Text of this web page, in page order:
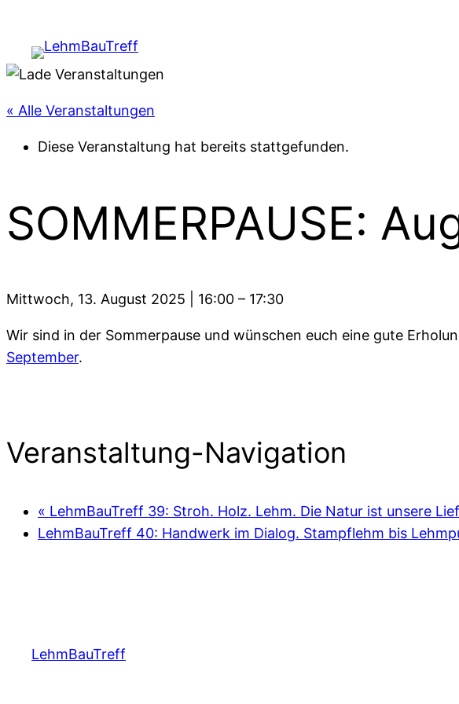
« Alle Veranstaltungen
Diese Veranstaltung hat bereits stattgefunden.
SOMMERPAUSE:
Mittwoch, 13. August 2025 16:00 – 17:30
Wir sind in der Sommerpause und wünschen euch eine gute
September.
Veranstaltung-Navigation
« LehmBauTreff 39: Stroh. Holz. Lehm. Die Natur ist unsere
LehmBauTreff 40: Handwerk im Dialog. Stampflehm bis
LehmBauTreff